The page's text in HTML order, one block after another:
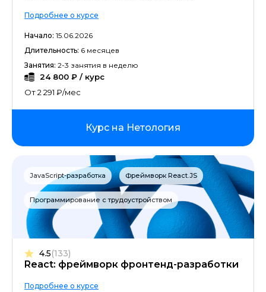
Маркетинг с сертификатом
Сценарист
Математика для Data Science
Управление предприятием
Повышение квалификации маркетинг
Data Engineering
Управление рисками
Продвижение Вконтакте
Композиция
Подробнее о курсе
Начало: 15.06.2026
Длительность: 6 месяцев
Занятия: 2-3 занятия в неделю
24 800 ₽ / курс
От 2 291 ₽/мес
Курс на Нетология
JavaScript-разработка Фреймворк React.JS
Программирование с трудоустройством
React: фреймворк фронтенд-разработки
4.5(133)
Подробнее о курсе